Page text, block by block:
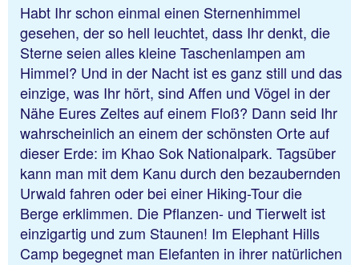
Habt Ihr schon einmal einen Sternenhimmel
gesehen, der so hell leuchtet, dass Ihr denkt, die
Sterne seien alles kleine Taschenlampen am
Himmel? Und in der Nacht ist es ganz still und das
einzige, was Ihr hört, sind Affen und Vögel in der
Nähe Eures Zeltes auf einem Floß? Dann seid Ihr
wahrscheinlich an einem der schönsten Orte auf
dieser Erde: im Khao Sok Nationalpark. Tagsüber
kann man mit dem Kanu durch den bezaubernden
Urwald fahren oder bei einer Hiking-Tour die
Berge erklimmen. Die Pflanzen- und Tierwelt ist
einzigartig und zum Staunen! Im Elephant Hills
Camp begegnet man Elefanten in ihrer natürlichen